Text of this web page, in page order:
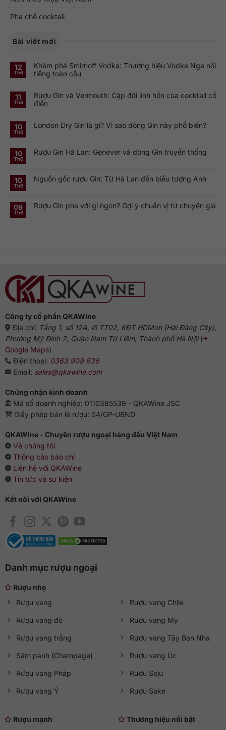
Pha chế cocktail
Bài viết mới
12
Th6
Khám phá Smirnoff Vodka: Thương hiệu Vodka Nga nổi
tiếng toàn cầu
bình
luận
ở
Smirnoff
Vodka:
Nga
nổi
11
Th6
Rượu Gin và Vermouth: Cặp đôi linh hồn của cocktail cổ
điển
bình
luận
và
Vermouth:
hồn
của
10
Th6
London Dry Gin là gì? Vì sao dòng Gin này phổ biến?
luận
ở
là
Gin
10
Th6
Rượu Gin Hà Lan: Genever và dòng Gin truyền thống
luận
ở
Lan:
Genever
10
Th6
Nguồn gốc rượu Gin: Từ Hà Lan đến biểu tượng Anh
luận
ở
09
Th6
Rượu Gin pha với gì ngon? Gợi ý chuẩn vị từ chuyên gia
Gợi
ý
chuẩn
vị
từ
chuyên
Công ty cổ phần QKAWine
Địa chỉ: Tầng 1, số 12A, lô TT02, KĐT HDMon (Hải Đăng City),
Phường Mỹ Đình 2, Quận Nam Từ Liêm, Thành phố Hà Nội(
Google Maps)
Điện thoại: 0363 909 636
Email: sales@qkawine.com
Chứng nhận kinh doanh
Mã số doanh nghiệp: 0110385539 - QKAWine JSC
Giấy phép bán lẻ rượu: 04/GP-UBND
QKAWine - Chuyên rượu ngoại hàng đầu Việt Nam
Về chúng tôi
Thông cáo báo chí
Liên hệ với QKAWine
Tin tức và sự kiện
Kết nối với QKAWine
Danh mục rượu ngoại
Rượu nhẹ
Rượu vang
Rượu vang đỏ
Rượu vang trắng
Sâm panh (Champage)
Rượu vang Pháp
Rượu vang Ý
Rượu vang Chile
Rượu vang Mỹ
Rượu vang Tây Ban Nha
Rượu vang Úc
Rượu Soju
Rượu Sake
Rượu mạnh
Thương hiệu nổi bật